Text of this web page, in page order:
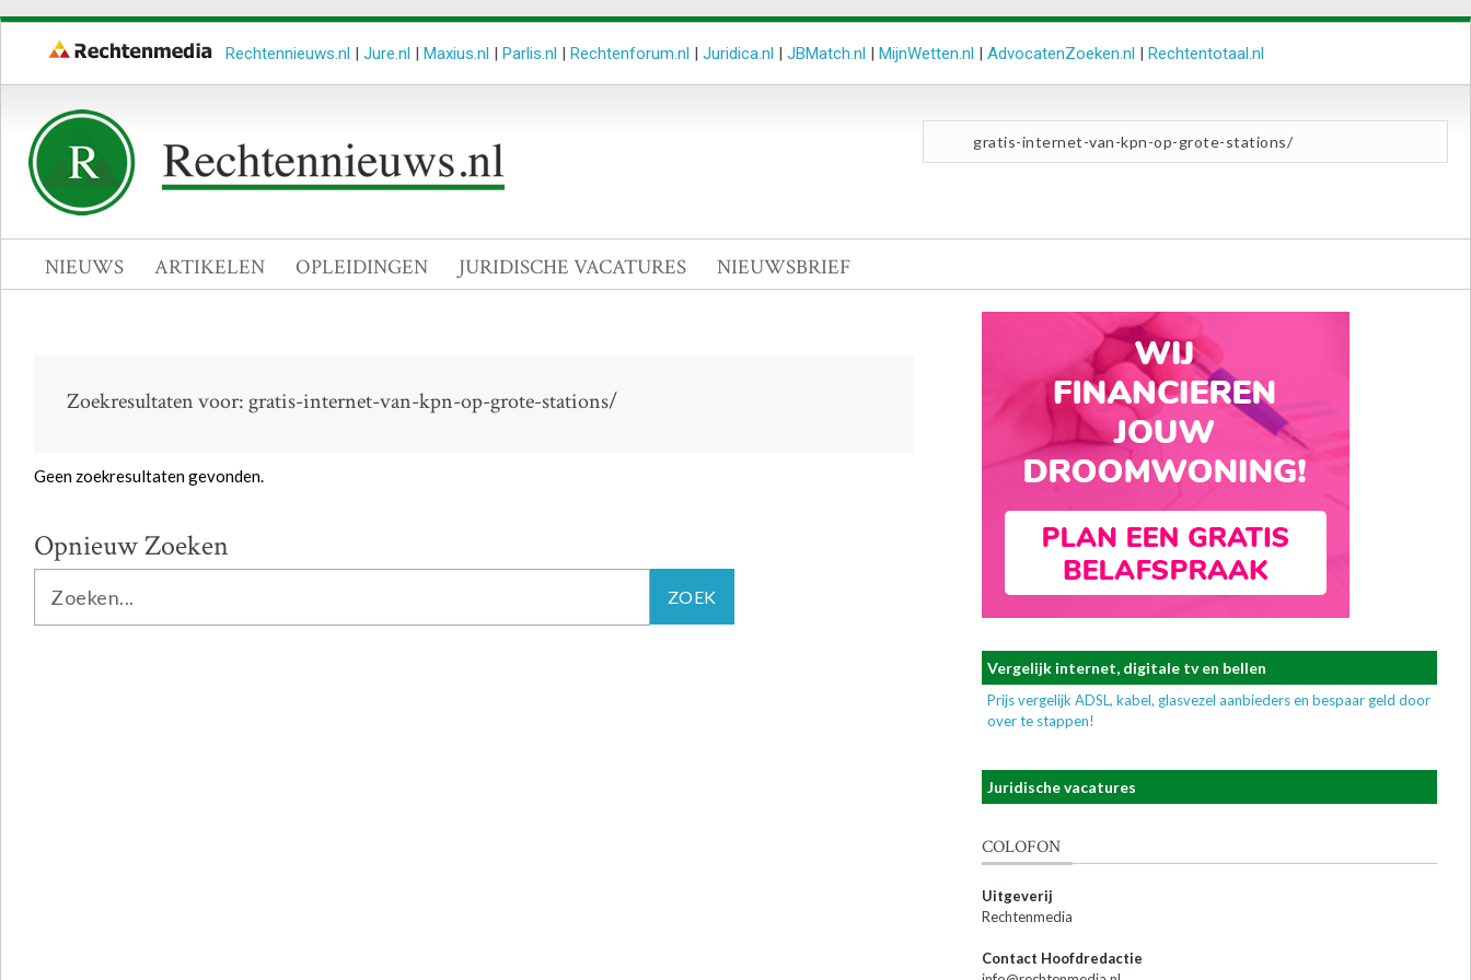
Rechtennieuws.nl | Jure.nl | Maxius.nl | Parlis.nl | Rechtenforum.nl | Juridica.nl | JBMatch.nl | MijnWetten.nl | AdvocatenZoeken.nl | Rechtentotaal.nl
NIEUWS ARTIKELEN OPLEIDINGEN JURIDISCHE VACATURES NIEUWSBRIEF
Zoekresultaten voor: gratis-internet-van-kpn-op-grote-stations/
Geen zoekresultaten gevonden.
Opnieuw Zoeken
Vergelijk internet, digitale tv en bellen
Prijs vergelijk ADSL, kabel, glasvezel aanbieders en bespaar geld door
over te stappen!
Juridische vacatures
COLOFON
Uitgeverij
Rechtenmedia
Contact Hoofdredactie